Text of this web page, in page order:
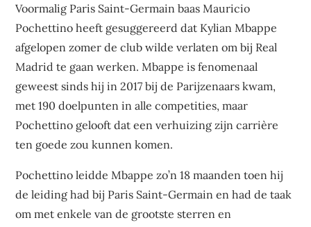
Voormalig Paris Saint-Germain baas Mauricio
Pochettino heeft gesuggereerd dat Kylian Mbappe
afgelopen zomer de club wilde verlaten om bij Real
Madrid te gaan werken. Mbappe is fenomenaal
geweest sinds hij in 2017 bij de Parijzenaars kwam,
met 190 doelpunten in alle competities, maar
Pochettino gelooft dat een verhuizing zijn carrière
ten goede zou kunnen komen.
Pochettino leidde Mbappe zo’n 18 maanden toen hij
de leiding had bij Paris Saint-Germain en had de taak
om met enkele van de grootste sterren en